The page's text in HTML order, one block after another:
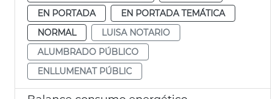
EN PORTADA
EN PORTADA TEMÁTICA
NORMAL
LUISA NOTARIO
ALUMBRADO PÚBLICO
ENLLUMENAT PÚBLIC